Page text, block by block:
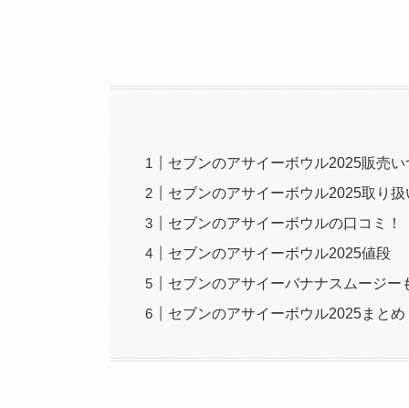
セブンのアサイーボウル2025販売
セブンのアサイーボウル2025取り
セブンのアサイーボウルの口コミ！
セブンのアサイーボウル2025値段
セブンのアサイーバナナスムージー
セブンのアサイーボウル2025まとめ